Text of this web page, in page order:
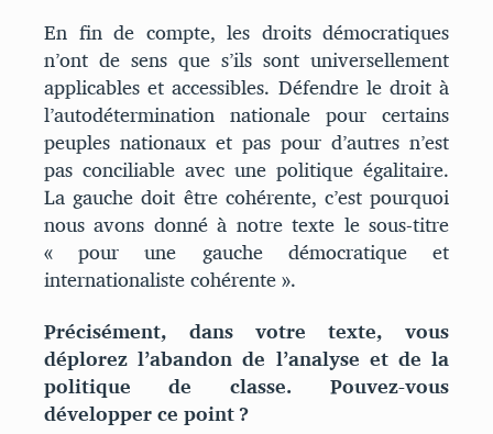
En fin de compte, les droits démocratiques
n’ont de sens que s’ils sont universellement
applicables et accessibles. Défendre le droit à
l’autodétermination nationale pour certains
peuples nationaux et pas pour d’autres n’est
pas conciliable avec une politique égalitaire.
La gauche doit être cohérente, c’est pourquoi
nous avons donné à notre texte le sous-titre
« pour une gauche démocratique et
internationaliste cohérente ».
Précisément, dans votre texte, vous
déplorez l’abandon de l’analyse et de la
politique de classe. Pouvez-vous
développer ce point ?